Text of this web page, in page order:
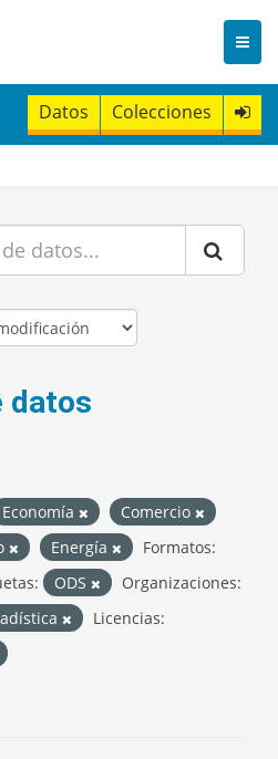
Datos Colecciones
datos
Economía
Comercio
Energía
Formatos:
ODS
Organizaciones:
Licencias: